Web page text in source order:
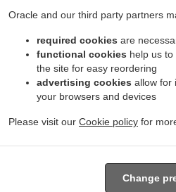
Oracle and our third party partners
required cookies are
functional cookies help us
the site for easy reordering
advertising cookies allow for
your browsers and devices
Please visit our Cookie policy for
Change